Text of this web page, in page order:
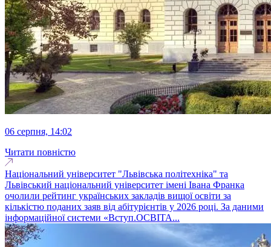
06 серпня, 14:02
Читати повністю
Національний університет "Львівська політехніка" та
Львівський національний університет імені Івана Франка
очолили рейтинг українських закладів вищої освіти за
кількістю поданих заяв від абітурієнтів у 2026 році. За даними
інформаційної системи «Вступ.ОСВІТА...